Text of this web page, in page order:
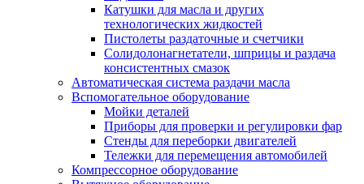
Катушки для масла и других
технологических жидкостей
Пистолеты раздаточные и счетчики
Солидолонагнетатели, шприцы и раздача
консистентных смазок
Автоматическая система раздачи масла
Вспомогательное оборудование
Мойки деталей
Приборы для проверки и регулировки фар
Стенды для переборки двигателей
Тележки для перемещения автомобилей
Компрессорное оборудование